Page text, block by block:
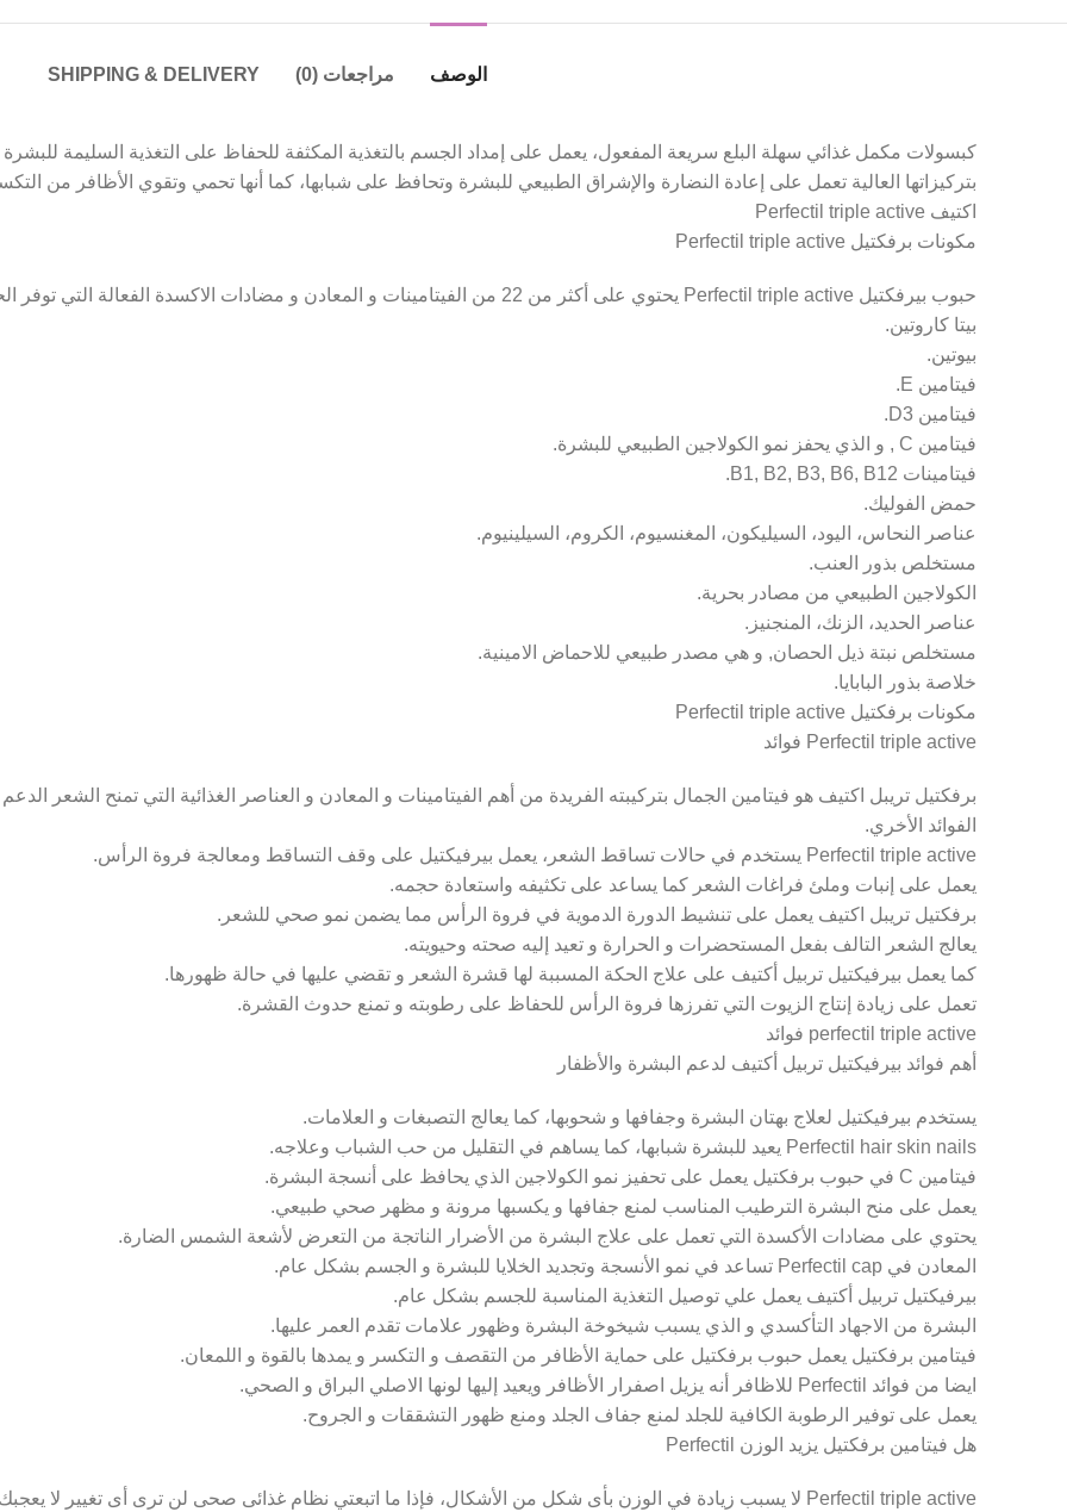
الوصف مراجعات (0) SHIPPING & DELIVERY
كبسولات مكمل غذائي سهلة البلع سريعة المفعول، يعمل على إمداد الجسم بالتغذية المكثفة للحفاظ على التغذية السليمة
بتركيزاتها العالية تعمل على إعادة النضارة والإشراق الطبيعي للبشرة وتحافظ على شبابها، كما أنها تحمي وتقوي الأظافر من
اكتيف Perfectil triple active
مكونات برفكتيل Perfectil triple active
حبوب بيرفكتيل Perfectil triple active يحتوي على أكثر من 22 من الفيتامينات و المعادن و مضادات الاكسدة الفعالة التي توفر الحماية و التغذية القصوى للشعر و البشرة و الأظافر و منها:
بيتا كاروتين.
بيوتين.
فيتامين E.
فيتامين D3.
فيتامين C , و الذي يحفز نمو الكولاجين الطبيعي للبشرة.
فيتامينات B1, B2, B3, B6, B12.
حمض الفوليك.
عناصر النحاس، اليود، السيليكون، المغنسيوم، الكروم، السيلينيوم.
مستخلص بذور العنب.
الكولاجين الطبيعي من مصادر بحرية.
عناصر الحديد، الزنك، المنجنيز.
مستخلص نبتة ذيل الحصان, و هي مصدر طبيعي للاحماض الامينية.
خلاصة بذور البابايا.
مكونات برفكتيل Perfectil triple active
Perfectil triple active فوائد
برفكتيل تريبل اكتيف هو فيتامين الجمال بتركيبته الفريدة من أهم الفيتامينات و المعادن و العناصر الغذائية التي تمنح الشعر
الفوائد الأخري.
Perfectil triple active يستخدم في حالات تساقط الشعر، يعمل بيرفيكتيل على وقف التساقط ومعالجة فروة الرأس.
يعمل على إنبات وملئ فراغات الشعر كما يساعد على تكثيفه واستعادة حجمه.
برفكتيل تريبل اكتيف يعمل على تنشيط الدورة الدموية في فروة الرأس مما يضمن نمو صحي للشعر.
يعالج الشعر التالف بفعل المستحضرات و الحرارة و تعيد إليه صحته وحيويته.
كما يعمل بيرفيكتيل تربيل أكتيف على علاج الحكة المسببة لها قشرة الشعر و تقضي عليها في حالة ظهورها.
تعمل على زيادة إنتاج الزيوت التي تفرزها فروة الرأس للحفاظ على رطوبته و تمنع حدوث القشرة.
perfectil triple active فوائد
أهم فوائد بيرفيكتيل تربيل أكتيف لدعم البشرة والأظفار
يستخدم بيرفيكتيل لعلاج بهتان البشرة وجفافها و شحوبها، كما يعالج التصبغات و العلامات.
Perfectil hair skin nails يعيد للبشرة شبابها، كما يساهم في التقليل من حب الشباب وعلاجه.
فيتامين C في حبوب برفكتيل يعمل على تحفيز نمو الكولاجين الذي يحافظ على أنسجة البشرة.
يعمل على منح البشرة الترطيب المناسب لمنع جفافها و يكسبها مرونة و مظهر صحي طبيعي.
يحتوي على مضادات الأكسدة التي تعمل على علاج البشرة من الأضرار الناتجة من التعرض لأشعة الشمس الضارة.
المعادن في Perfectil cap تساعد في نمو الأنسجة وتجديد الخلايا للبشرة و الجسم بشكل عام.
بيرفيكتيل تربيل أكتيف يعمل علي توصيل التغذية المناسبة للجسم بشكل عام.
البشرة من الاجهاد التأكسدي و الذي يسبب شيخوخة البشرة وظهور علامات تقدم العمر عليها.
فيتامين برفكتيل يعمل حبوب برفكتيل على حماية الأظافر من التقصف و التكسر و يمدها بالقوة و اللمعان.
ايضا من فوائد Perfectil للاظافر أنه يزيل اصفرار الأظافر ويعيد إليها لونها الاصلي البراق و الصحي.
يعمل على توفير الرطوبة الكافية للجلد لمنع جفاف الجلد ومنع ظهور التشققات و الجروح.
هل فيتامين برفكتيل يزيد الوزن Perfectil
Perfectil triple active لا يسبب زيادة في الوزن بأى شكل من الأشكال، فإذا ما اتبعتي نظام غذائى صحى لن ترى أى تغيير لا يعجبك عن المعدل الطبيعي.